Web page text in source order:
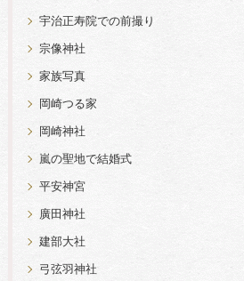
宇治正寿院での前撮り
宗像神社
家族写真
岡崎つる家
岡崎神社
嵐の聖地で結婚式
平安神宮
廣田神社
建部大社
弓弦羽神社